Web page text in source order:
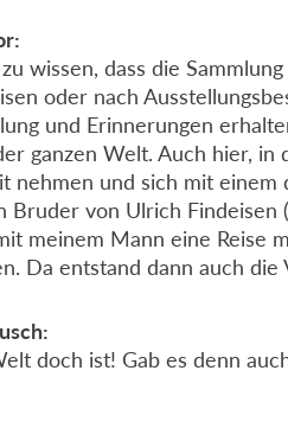
wissen, dass die
oder nach
und Erinnerungen
ganzen Welt. Auch hier,
nehmen und sich mit
Bruder von Ulrich Findeisen
meinem Mann eine Reise
Da entstand dann auch die
doch ist! Gab es denn